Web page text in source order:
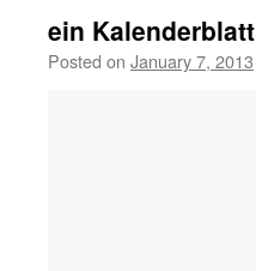
ein Kalenderblatt
Posted on January 7, 2013